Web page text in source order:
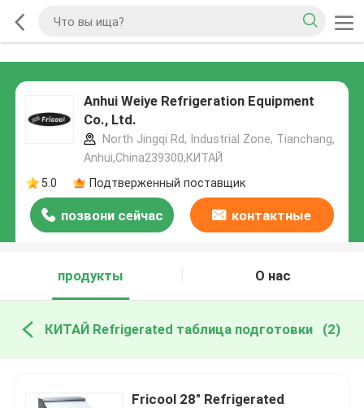
Anhui Weiye Refrigeration Equipment
Co., Ltd.
North Jingqi Rd, Industrial Zone, Tianchang,
Anhui,China239300,КИТАЙ
5.0
Подтверженный поставщик
позвони сейчас контактные
продукты
О нас
КИТАЙ Refrigerated таблица подготовки (2)
Fricool 28" Refrigerated